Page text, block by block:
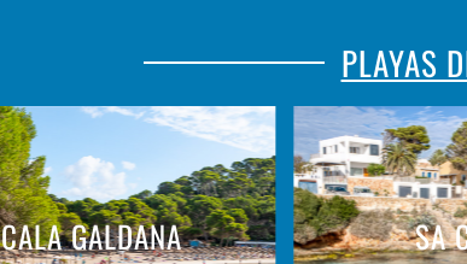
PLAYAS
CALA GALDANA SA